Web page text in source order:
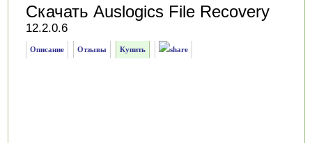
Скачать Auslogics File Recovery
12.2.0.6
Описание Отзывы Купить